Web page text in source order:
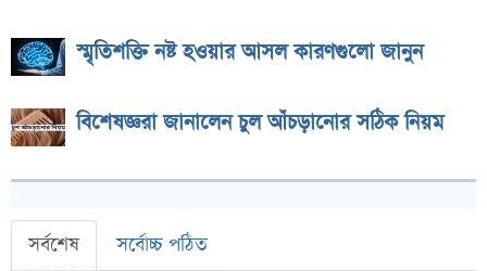
স্মৃতিশক্তি নষ্ট হওয়ার আসল কারণগুলো জানুন
বিশেষজ্ঞরা জানালেন চুল আঁচড়ানোর সঠিক নিয়ম
সর্বশেষ সর্বোচ্চ পঠিত